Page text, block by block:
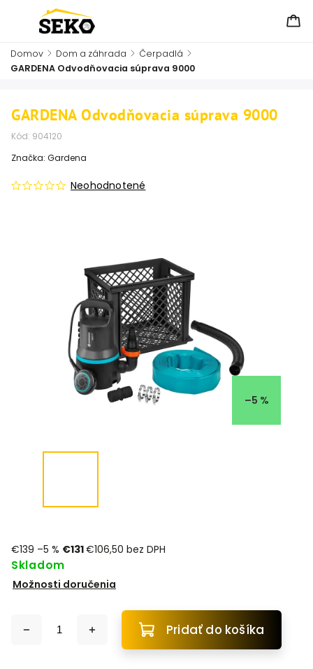
Domov / Dom a záhrada / Čerpadlá /
GARDENA Odvodňovacia súprava 9000
GARDENA Odvodňovacia súprava 9000
Kód: 904120
Neohodnotené
Značka: Gardena
–5 %
€139 –5 % €131€106,50 bez DPH
Skladom
Možnosti doručenia
Pridať do košíka